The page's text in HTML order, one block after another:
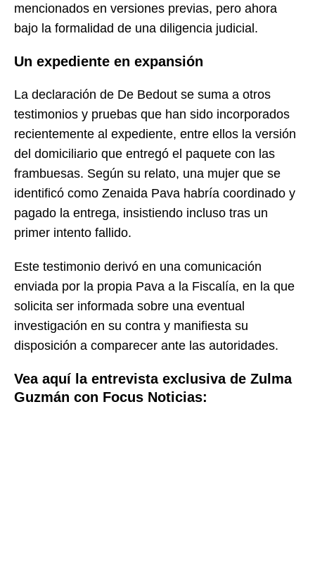
mencionados en versiones previas, pero ahora
bajo la formalidad de una diligencia judicial.
Un expediente en expansión
La declaración de De Bedout se suma a otros
testimonios y pruebas que han sido incorporados
recientemente al expediente, entre ellos la versión
del domiciliario que entregó el paquete con las
frambuesas. Según su relato, una mujer que se
identificó como Zenaida Pava habría coordinado y
pagado la entrega, insistiendo incluso tras un
primer intento fallido.
Este testimonio derivó en una comunicación
enviada por la propia Pava a la Fiscalía, en la que
solicita ser informada sobre una eventual
investigación en su contra y manifiesta su
disposición a comparecer ante las autoridades.
Vea aquí la entrevista exclusiva de Zulma
Guzmán con Focus Noticias: